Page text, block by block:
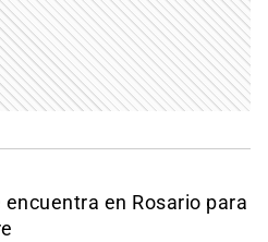
en Rosario para